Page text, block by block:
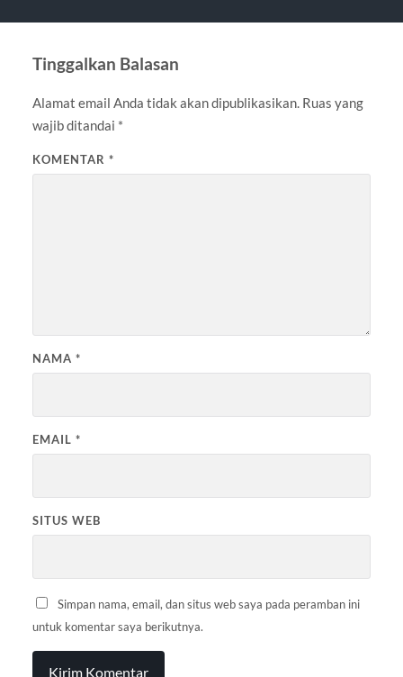
Tinggalkan Balasan
Alamat email Anda tidak akan dipublikasikan. Ruas yang
wajib ditandai *
KOMENTAR *
NAMA *
EMAIL *
SITUS WEB
Simpan nama, email, dan situs web saya pada peramban ini
untuk komentar saya berikutnya.